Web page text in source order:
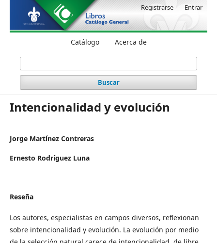
Catálogo Acerca de
Buscar
Registrarse Entrar
Intencionalidad y evolución
Jorge Martínez Contreras
Ernesto Rodríguez Luna
Reseña
Los autores, especialistas en campos diversos, reflexionan
sobre intencionalidad y evolución. La evolución por medio